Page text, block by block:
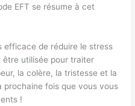
EFT se résume à cet
efficace de réduire le stress
être utilisée pour traiter
la colère, la tristesse et la
prochaine fois que vous vous
!